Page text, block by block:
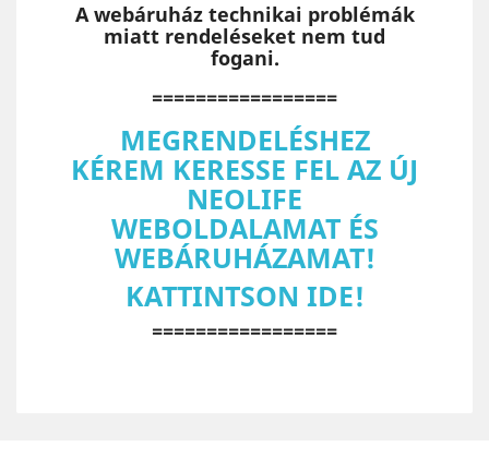
A webáruház technikai problémák
miatt rendeléseket nem tud
fogani.
=================
MEGRENDELÉSHEZ
KÉREM KERESSE FEL AZ ÚJ
NEOLIFE
WEBOLDALAMAT ÉS
WEBÁRUHÁZAMAT!
KATTINTSON IDE!
=================